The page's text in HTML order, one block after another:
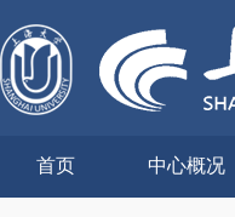
首页 中心概况